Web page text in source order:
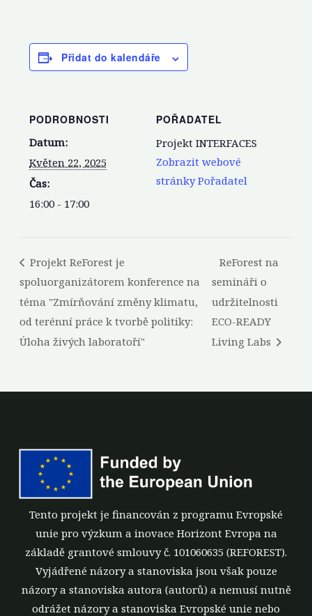
Přidat do kalendáře
PODROBNOSTI
Datum:
Květen 22, 2025
Čas:
16:00 - 17:00
POŘADATEL
Projekt INTERFACES
Zobrazit webové
stránky Pořadatel
Projekt ReForest je
spoluorganizátorem konference na
téma "Zmírňování změny klimatu,
od terénní práce k tvorbě politiky:
Úloha živých laboratoří"
ReForest na
semináři o
udržitelnosti
ECO-READY
Living Labs
Tento projekt je financován z programu Evropské
unie pro výzkum a inovace Horizont Evropa na
základě grantové smlouvy č. 101060635 (REFOREST).
Vyjádřené názory a stanoviska jsou však pouze
názory a stanoviska autora (autorů) a nemusí nutně
odrážet názory a stanoviska Evropské unie nebo